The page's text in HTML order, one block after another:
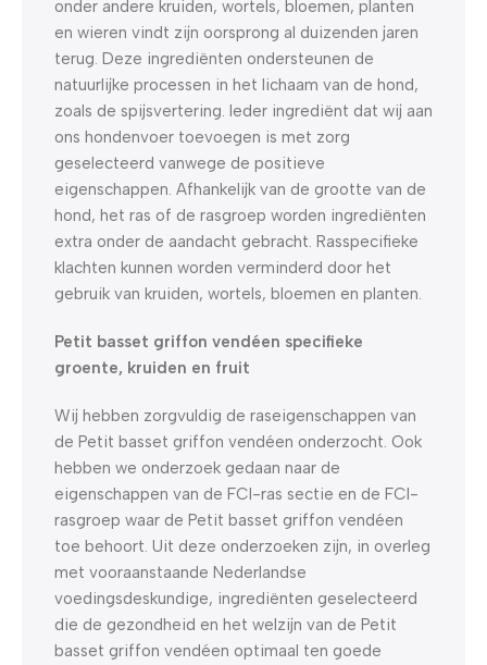
onder andere kruiden, wortels, bloemen, planten
en wieren vindt zijn oorsprong al duizenden jaren
terug. Deze ingrediënten ondersteunen de
natuurlijke processen in het lichaam van de hond,
zoals de spijsvertering. Ieder ingrediënt dat wij aan
ons hondenvoer toevoegen is met zorg
geselecteerd vanwege de positieve
eigenschappen. Afhankelijk van de grootte van de
hond, het ras of de rasgroep worden ingrediënten
extra onder de aandacht gebracht. Rasspecifieke
klachten kunnen worden verminderd door het
gebruik van kruiden, wortels, bloemen en planten.
Petit basset griffon vendéen specifieke
groente, kruiden en fruit
Wij hebben zorgvuldig de raseigenschappen van
de Petit basset griffon vendéen onderzocht. Ook
hebben we onderzoek gedaan naar de
eigenschappen van de FCI-ras sectie en de FCI-
rasgroep waar de Petit basset griffon vendéen
toe behoort. Uit deze onderzoeken zijn, in overleg
met vooraanstaande Nederlandse
voedingsdeskundige, ingrediënten geselecteerd
die de gezondheid en het welzijn van de Petit
basset griffon vendéen optimaal ten goede